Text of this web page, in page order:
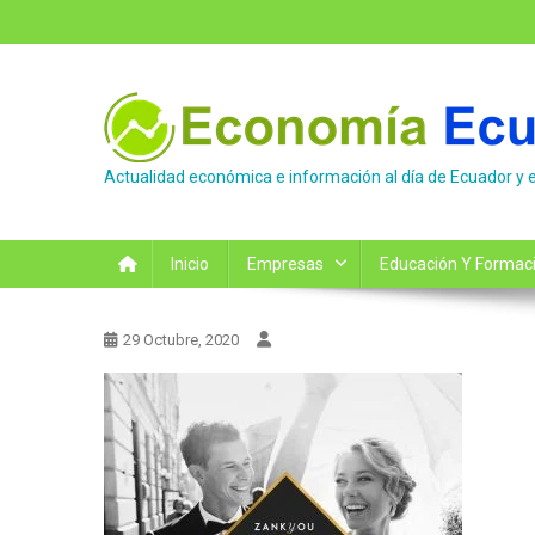
al
Actualidad económica e información al día de Ecuador y
Inicio Empresas Educación Y
29 Octubre, 2020